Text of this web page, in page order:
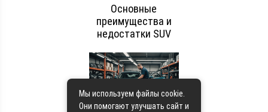
Основные
преимущества и
недостатки SUV
Мы используем файлы cookie.
Они помогают улучшать сайт и